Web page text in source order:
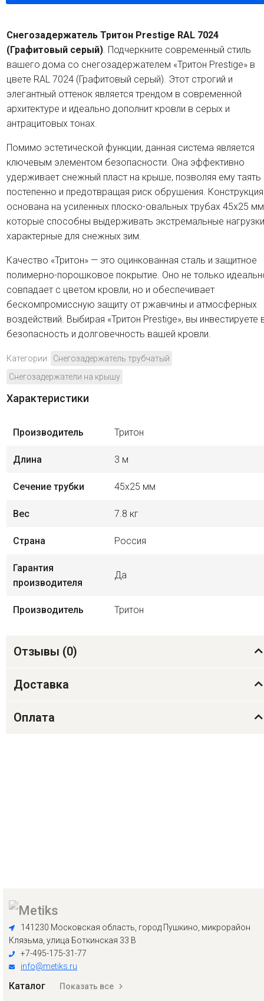
Снегозадержатель Тритон Prestige RAL 7024
(Графитовый серый) . Подчеркните современный стиль
вашего дома со снегозадержателем «Тритон Prestige» в
цвете RAL 7024 (Графитовый серый). Этот строгий и
элегантный оттенок является трендом в современной
архитектуре и идеально дополнит кровли в серых и
антрацитовых тонах.
Помимо эстетической функции, данная система является
ключевым элементом безопасности. Она эффективно
удерживает снежный пласт на крыше, позволяя ему таять
постепенно и предотвращая риск обрушения. Конструкция
основана на усиленных плоско-овальных трубах 45x25
которые способны выдерживать экстремальные
характерные для снежных зим.
Качество «Тритон» — это оцинкованная сталь и защитное
полимерно-порошковое покрытие. Оно не только
совпадает с цветом кровли, но и обеспечивает
бескомпромиссную защиту от ржавчины и атмосферных
воздействий. Выбирая «Тритон Prestige», вы инвестируете
безопасность и долговечность вашей кровли.
Категории: Снегозадержатель трубчатый
Снегозадержатели на крышу
Характеристики
Производитель Тритон
Длина 3 м
Сечение трубки 45х25 мм
Вес 7.8 кг
Страна Россия
Гарантия
производителя
Да
Производитель Тритон
Отзывы (0)
Доставка
Оплата
141230 Московская область, город Пушкино, микрорайон
Клязьма, улица Боткинская 33 В
+7-495-175-31-77
info@metiks.ru
Каталог Показать все